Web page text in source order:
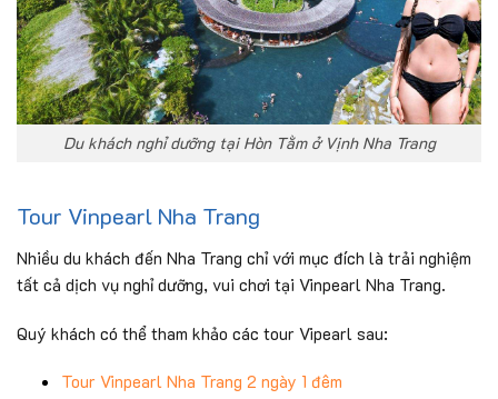
Du khách nghỉ dưỡng tại Hòn Tằm ở Vịnh Nha Trang
Tour Vinpearl Nha Trang
Nhiều du khách đến Nha Trang chỉ với mục đích là trải nghiệm
tất cả dịch vụ nghỉ dưỡng, vui chơi tại Vinpearl Nha Trang.
Quý khách có thể tham khảo các tour Vipearl sau:
Tour Vinpearl Nha Trang 2 ngày 1 đêm